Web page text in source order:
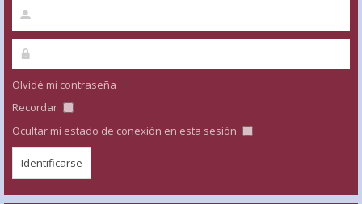
Olvidé mi contraseña
Recordar
Ocultar mi estado de conexión en esta sesión